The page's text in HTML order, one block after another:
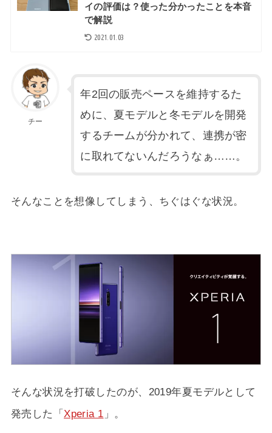
イの評価は？使った分かったことを本音
で解説
2021.01.03
チー
年2回の販売ペースを維持するた
めに、夏モデルと冬モデルを開発
するチームが分かれて、連携が密
に取れてないんだろうなぁ……。
そんなことを想像してしまう、ちぐはぐな状況。
そんな状況を打破したのが、2019年夏モデルとして
発売した「Xperia 1 」。